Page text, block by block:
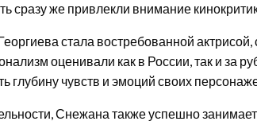
сразу же привлекли внимание
стала востребованной
оценивали как в России, так и за
глубину чувств и эмоций своих
Снежана также успешно